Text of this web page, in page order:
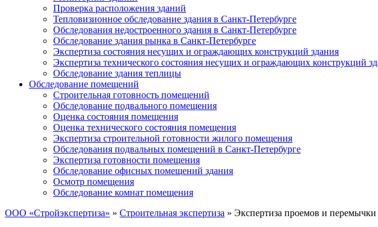
Проверка расположения зданий
Тепловизионное обследование здания в Санкт-Петербурге
Обследования недостроенного здания в Санкт-Петербурге
Обследование здания рынка в Санкт-Петербурге
Экспертиза состояния несущих и ограждающих конструкций здания
Экспертиза технического состояния несущих и ограждающих конструкций
Обследование здания теплицы
Обследование помещений
Строительная готовность помещений
Обследование подвального помещения
Оценка состояния помещения
Оценка технического состояния помещения
Экспертиза строительной готовности жилого помещения
Обследования подвальных помещений в Санкт-Петербурге
Экспертиза готовности помещения
Обследование офисных помещений здания
Осмотр помещения
Обследование комнат помещения
ООО «Стройэкспертиза» » Строительная экспертиза » Экспертиза проемов и перемычки